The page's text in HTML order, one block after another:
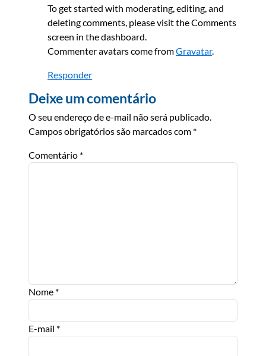
To get started with moderating, editing, and
deleting comments, please visit the Comments
screen in the dashboard.
Commenter avatars come fromGravatar.
Responder
Deixe um comentário
O seu endereço de e-mail não será publicado.
Campos obrigatórios são marcados com *
Comentário *
Nome *
E-mail *